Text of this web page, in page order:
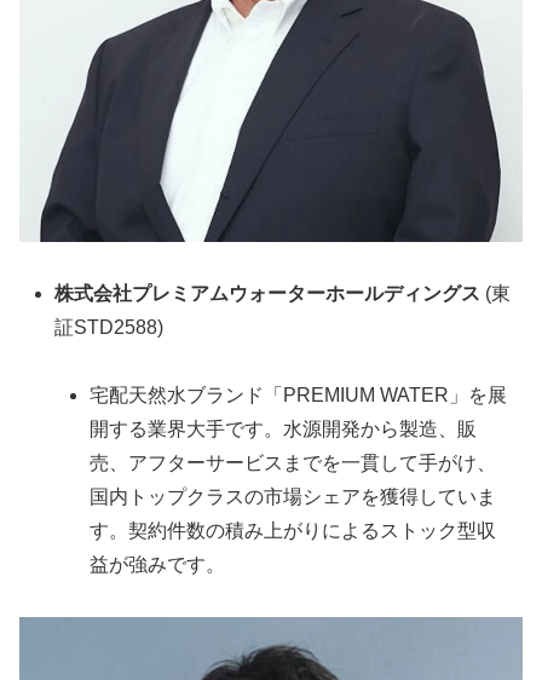
株式会社プレミアムウォーターホールディングス (東
証STD2588)
宅配天然水ブランド「PREMIUM WATER」を展
開する業界大手です。水源開発から製造、販
売、アフターサービスまでを一貫して手がけ、
国内トップクラスの市場シェアを獲得していま
す。契約件数の積み上がりによるストック型収
益が強みです。